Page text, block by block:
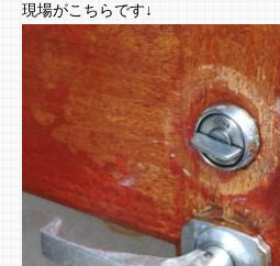
現場がこちらです↓